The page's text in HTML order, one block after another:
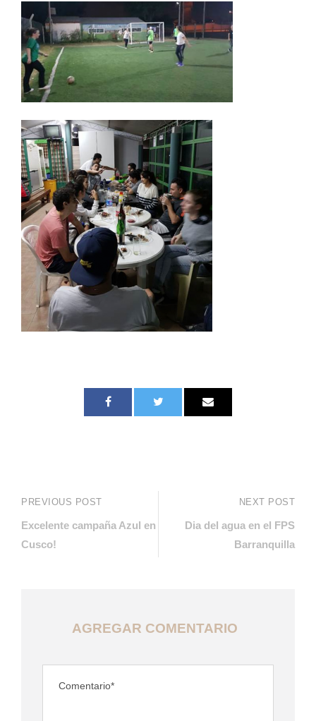
PREVIOUS POST
Excelente campaña Azul en
Cusco!
NEXT POST
Dia del agua en el FPS
Barranquilla
AGREGAR COMENTARIO